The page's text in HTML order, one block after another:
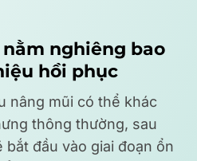
nghiêng bao
hồi phục
nâng mũi có thể khác
thông thường, sau
bắt đầu vào giai đoạn ổn